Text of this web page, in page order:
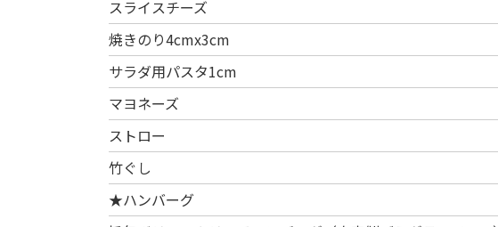
スライスチーズ
焼きのり4cmx3cm
サラダ用パスタ1cm
マヨネーズ
ストロー
竹ぐし
★ハンバーグ